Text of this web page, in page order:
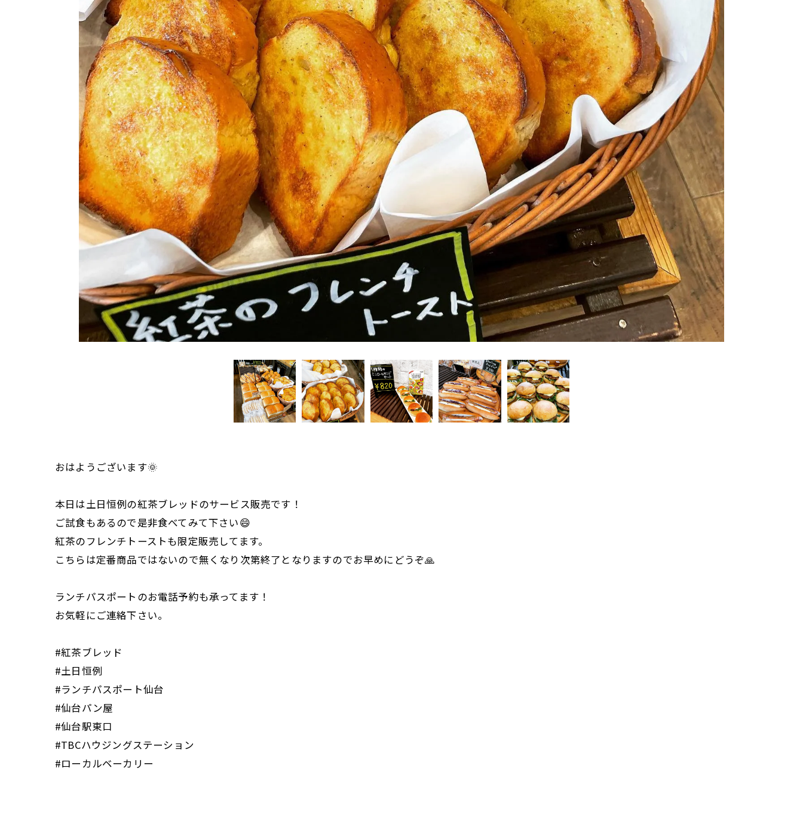
おはようございます🌞
本日は土日恒例の紅茶ブレッドのサービス販売です！
ご試食もあるので是非食べてみて下さい😄
紅茶のフレンチトーストも限定販売してます。
こちらは定番商品ではないので無くなり次第終了となりますのでお早めにどうぞ🙏
ランチパスポートのお電話予約も承ってます！
お気軽にご連絡下さい。
#紅茶ブレッド
#土日恒例
#ランチパスポート仙台
#仙台パン屋
#仙台駅東口
#TBCハウジングステーション
#ローカルベーカリー